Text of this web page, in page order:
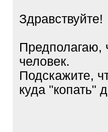
Тема:
22.01.2024, 0:26